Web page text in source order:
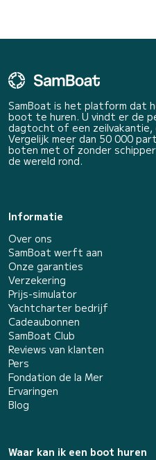
SamBoat is het platform dat
boot te huren. U vindt er de
dagtocht of een
Vergelijk meer dan 50 000
boten met of zonder
de wereld rond.
Informatie
Over ons
SamBoat werft aan
Onze garanties
Verzekering
Prijs-simulator
Yachtcharter bedrijf
Cadeaubonnen
SamBoat Club
Reviews van klanten
Pers
Fondation de la Mer
Ervaringen
Blog
Waar kan ik een boot huren